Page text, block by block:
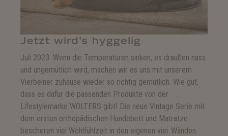
Jetzt wird’s hyggelig
Juli 2023: Wenn die Temperaturen sinken, es draußen nass
und ungemütlich wird, machen wir es uns mit unserem
Vierbeiner zuhause wieder so richtig gemütlich. Wie gut,
dass es dafür die passenden Produkte von der
Lifestylemarke WOLTERS gibt! Die neue Vintage Serie mit
dem ersten orthopädischen Hundebett und Matratze
bescheren viel Wohlfühlzeit in den eigenen vier Wänden.